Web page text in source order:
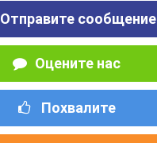
Отправите сообщение
Оцените нас
Похвалите